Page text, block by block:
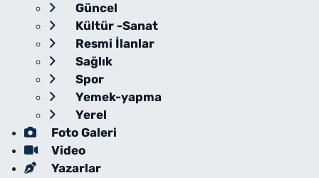
Güncel
Kültür -Sanat
Resmi İlanlar
Sağlık
Spor
Yemek-yapma
Yerel
Foto Galeri
Video
Yazarlar